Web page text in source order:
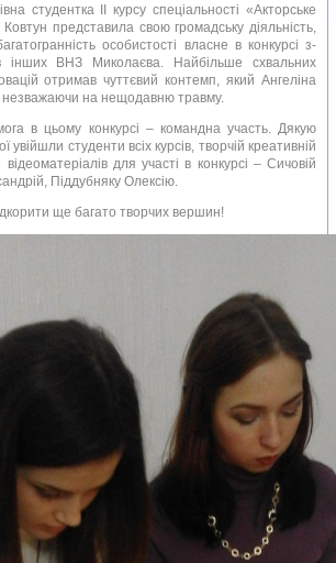
студентка ІІ курсу спеціальності «Акторське
представила свою громадську діяльність,
особистості власне в конкурсі з-
інших ВНЗ Миколаєва. Найбільше схвальних
овацій отримав чуттєвий контемп, який Ангеліна
на нещодавню травму.
в цьому конкурсі – командна участь. Дякую
увійшли студенти всіх курсів, творчій креативній
для участі в конкурсі – Сичовій
Піддубняку Олексію.
ще багато творчих вершин!